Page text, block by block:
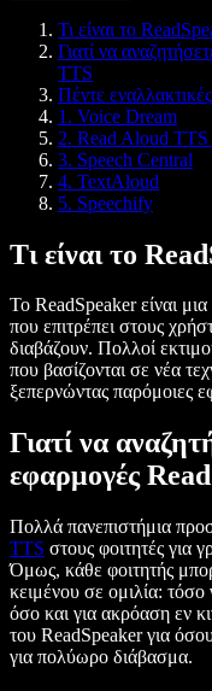
Τι είναι το
Γιατί να
TTS
Πέντε
1. Voice Dream
2. Read Aloud
3. Speech Central
4. TextAloud
5. Speechify
Τι είναι το
Το ReadSpeaker είναι μια
που επιτρέπει στους
διαβάζουν. Πολλοί
που βασίζονται σε νέα
ξεπερνώντας παρόμοιες
Γιατί να
εφαρμογές
Πολλά πανεπιστήμια
TTS στους φοιτητές για
Όμως, κάθε φοιτητής
κειμένου σε ομιλία:
όσο και για ακρόαση εν
του ReadSpeaker για
για πολύωρο διάβασμα.